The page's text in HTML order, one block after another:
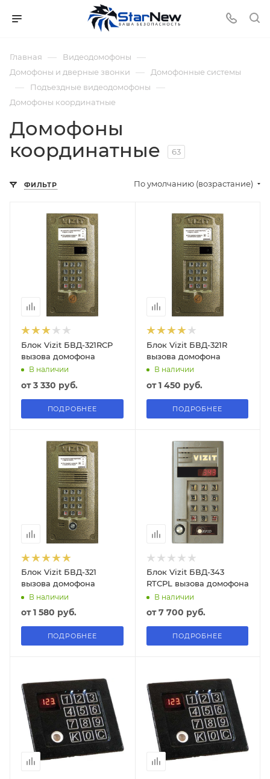
Главная — Видеодомофоны —
Домофоны и дверные звонки — Домофонные системы
— Подъездные видеодомофоны —
Домофоны координатные
Домофоны
координатные
63
ФИЛЬТР По умолчанию (возрастание)
Блок Vizit БВД-321RCP
вызова домофона
В наличии
от3 330 руб.
ПОДРОБНЕЕ
Блок Vizit БВД-321R
вызова домофона
В наличии
от1 450 руб.
ПОДРОБНЕЕ
Блок Vizit БВД-321
вызова домофона
В наличии
от1 580 руб.
ПОДРОБНЕЕ
Блок Vizit БВД-343
RTCPL вызова домофона
В наличии
от7 700 руб.
ПОДРОБНЕЕ